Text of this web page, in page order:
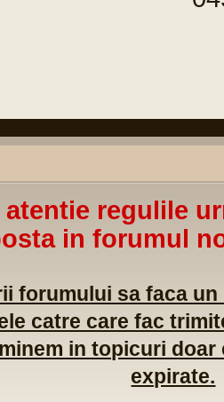
regulile
in forumul
forumului sa faca
catre care fac
in topicuri
expirate.